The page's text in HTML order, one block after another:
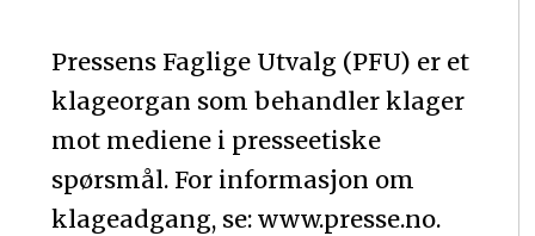
Pressens Faglige Utvalg (PFU) er et
klageorgan som behandler klager
mot mediene i presseetiske
spørsmål. For informasjon om
klageadgang, se: www.presse.no.